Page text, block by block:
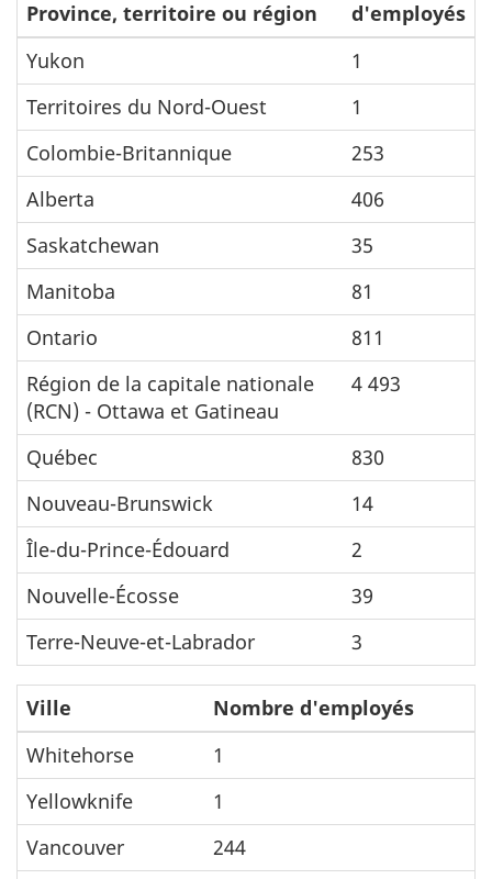
Province, territoire ou région
d'employés
Yukon
1
Territoires du Nord-Ouest
1
Colombie-Britannique
253
Alberta
406
Saskatchewan
35
Manitoba
81
Ontario
811
Région de la capitale nationale
(RCN) - Ottawa et Gatineau
4 493
Québec
830
Nouveau-Brunswick
14
Île-du-Prince-Édouard
2
Nouvelle-Écosse
39
Terre-Neuve-et-Labrador
3
Ville
Nombre d'employés
Whitehorse
1
Yellowknife
1
Vancouver
244